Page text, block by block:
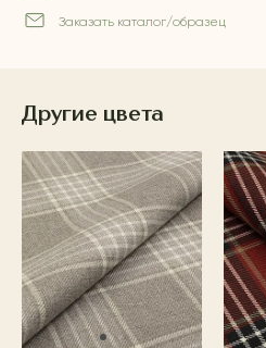
Заказать каталог/образец
Другие цвета